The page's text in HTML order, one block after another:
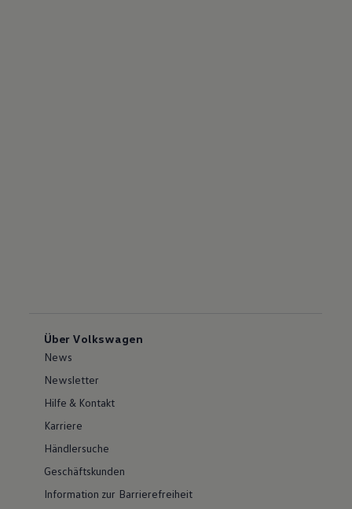
Über Volkswagen
News
Newsletter
Hilfe & Kontakt
Karriere
Händlersuche
Geschäftskunden
Information zur Barrierefreiheit